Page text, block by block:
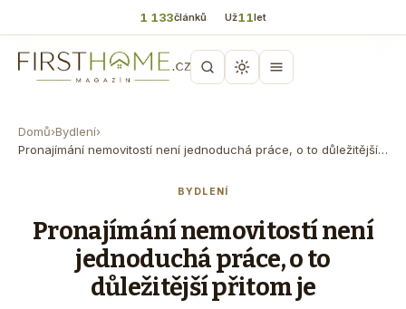
1 133článků Už11let
Domů›Bydlení›
Pronajímání nemovitostí není jednoduchá práce, o to důležitější…
BYDLENÍ
Pronajímání nemovitostí není
jednoduchá práce, o to
důležitější přitom je